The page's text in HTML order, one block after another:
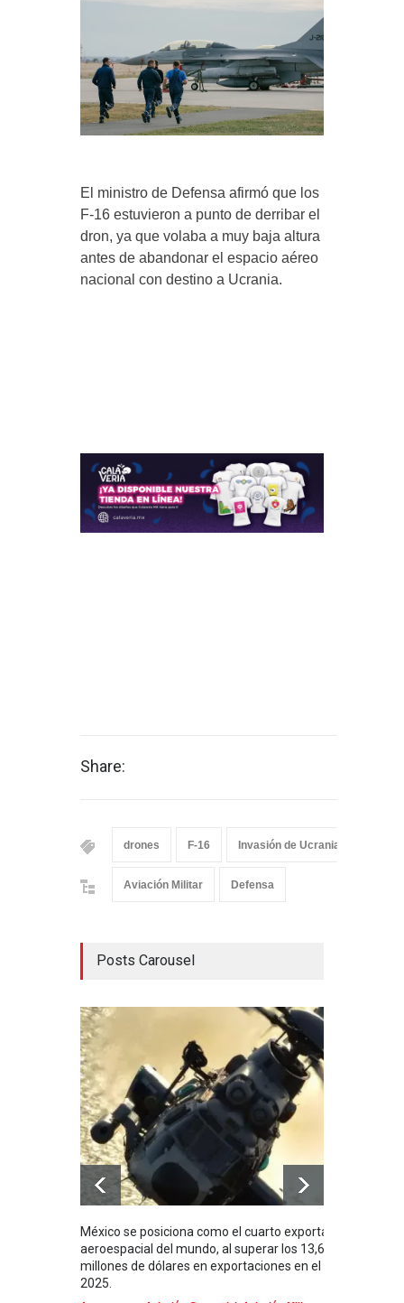
El ministro de Defensa afirmó que los
F-16 estuvieron a punto de derribar el
dron, ya que volaba a muy baja altura
antes de abandonar el espacio aéreo
nacional con destino a Ucrania.
Share:
drones F-16 Invasión de Ucrania
Aviación Militar Defensa
Posts Carousel
México se posiciona como el cuarto exportador
aeroespacial del mundo, al superar los 13,600
millones de dólares en exportaciones en el
2025.